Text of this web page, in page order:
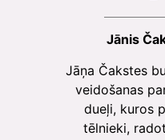
Jānis
Jāņa Čakstes
veidošanas
dueļi, kuros
tēlnieki,